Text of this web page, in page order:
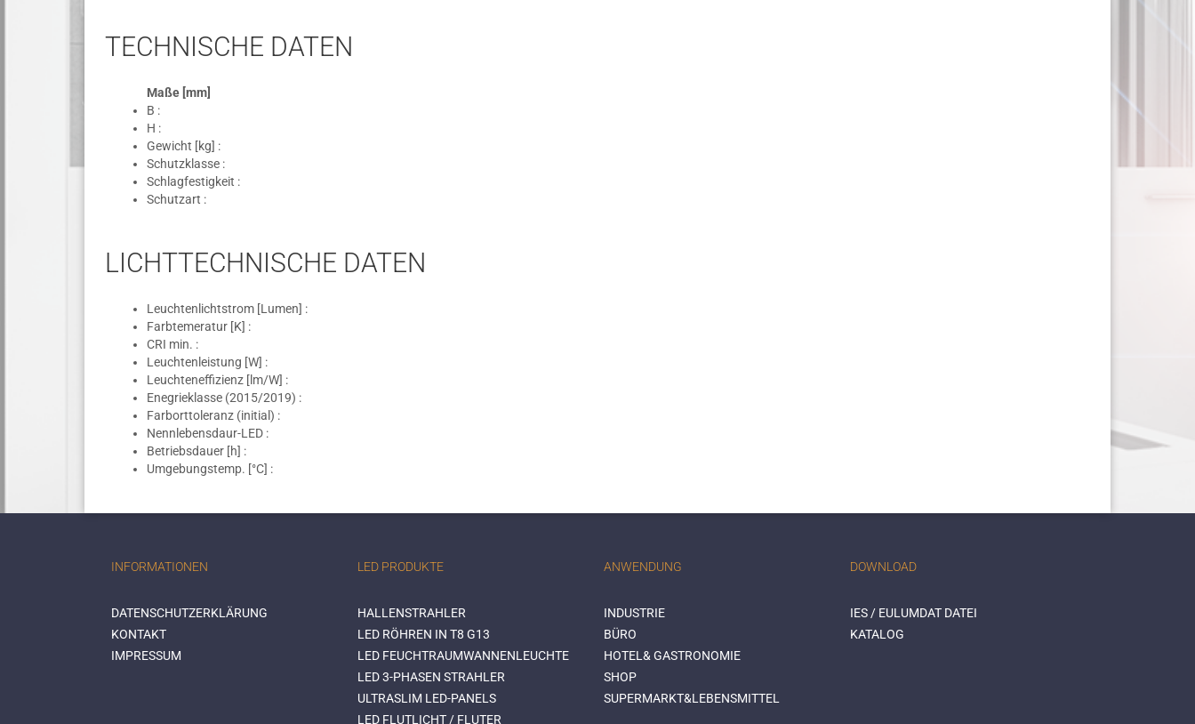
TECHNISCHE DATEN
Maße [mm]
B :
H :
Gewicht [kg] :
Schutzklasse :
Schlagfestigkeit :
Schutzart :
LICHTTECHNISCHE DATEN
Leuchtenlichtstrom [Lumen] :
Farbtemeratur [K] :
CRI min. :
Leuchtenleistung [W] :
Leuchteneffizienz [lm/W] :
Enegrieklasse (2015/2019) :
Farborttoleranz (initial) :
Nennlebensdaur-LED :
Betriebsdauer [h] :
Umgebungstemp. [°C] :
INFORMATIONEN
DATENSCHUTZERKLÄRUNG
KONTAKT
IMPRESSUM
LED PRODUKTE
HALLENSTRAHLER
LED RÖHREN IN T8 G13
LED FEUCHTRAUMWANNENLEUCHTE
LED 3-PHASEN STRAHLER
ULTRASLIM LED-PANELS
LED FLUTLICHT / FLUTER
ANWENDUNG
INDUSTRIE
BÜRO
HOTEL& GASTRONOMIE
SHOP
SUPERMARKT&LEBENSMITTEL
DOWNLOAD
IES / EULUMDAT DATEI
KATALOG